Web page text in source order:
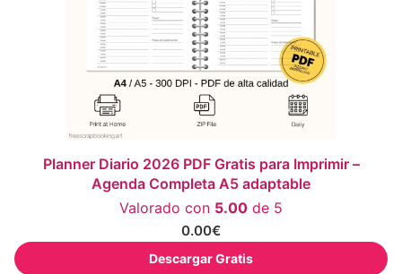
Planner Diario 2026 PDF Gratis para Imprimir –
Agenda Completa A5 adaptable
Valorado con 5.00 de 5
0.00€
Descargar Gratis